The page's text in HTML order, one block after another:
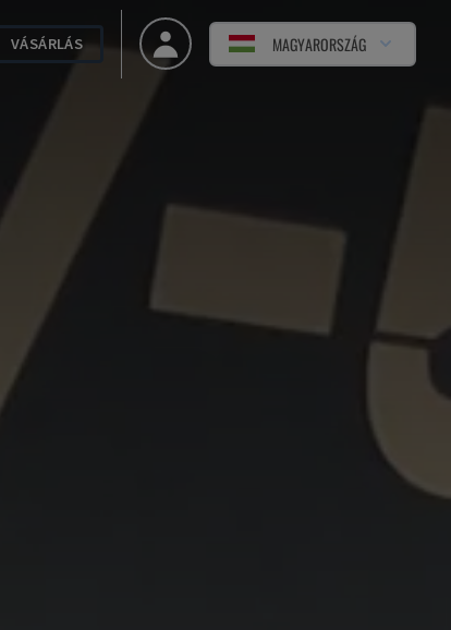
VÁSÁRLÁS MAGYARORSZÁG